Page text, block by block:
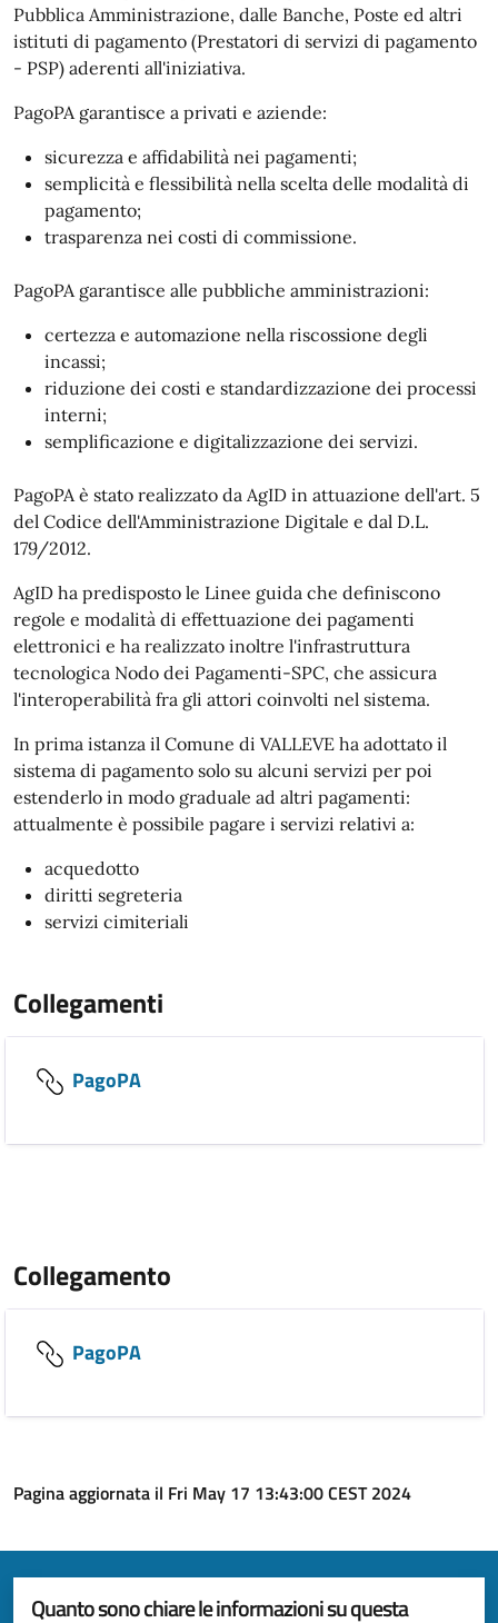
Pubblica Amministrazione, dalle Banche, Poste ed altri
istituti di pagamento (Prestatori di servizi di pagamento
- PSP) aderenti all'iniziativa.
PagoPA garantisce a privati e aziende:
sicurezza e affidabilità nei pagamenti;
semplicità e flessibilità nella scelta delle modalità di
pagamento;
trasparenza nei costi di commissione.
PagoPA garantisce alle pubbliche amministrazioni:
certezza e automazione nella riscossione degli
incassi;
riduzione dei costi e standardizzazione dei processi
interni;
semplificazione e digitalizzazione dei servizi.
PagoPA è stato realizzato da AgID in attuazione dell'art. 5
del Codice dell'Amministrazione Digitale e dal D.L.
179/2012.
AgID ha predisposto le Linee guida che definiscono
regole e modalità di effettuazione dei pagamenti
elettronici e ha realizzato inoltre l'infrastruttura
tecnologica Nodo dei Pagamenti-SPC, che assicura
l'interoperabilità fra gli attori coinvolti nel sistema.
In prima istanza il Comune di VALLEVE ha adottato il
sistema di pagamento solo su alcuni servizi per poi
estenderlo in modo graduale ad altri pagamenti:
attualmente è possibile pagare i servizi relativi a:
acquedotto
diritti segreteria
servizi cimiteriali
Collegamenti
PagoPA
Collegamento
PagoPA
Pagina aggiornata il Fri May 17 13:43:00 CEST 2024
Quanto sono chiare le informazioni su questa